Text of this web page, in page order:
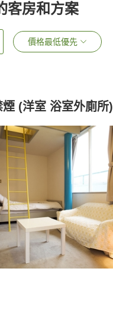
客房和方案
價格最低優先
(洋室 浴室外廁所)